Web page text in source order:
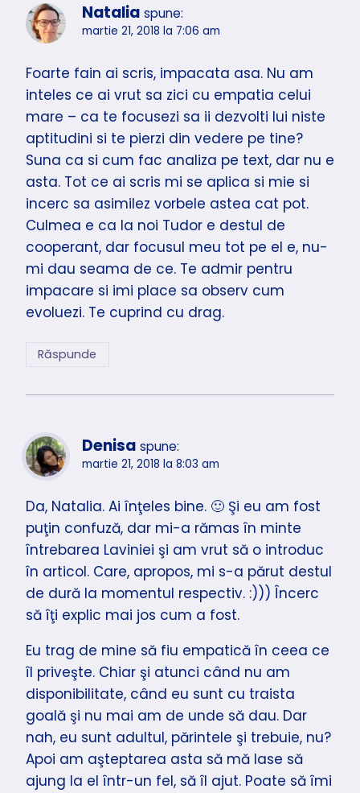
Natalia spune:
martie 21, 2018 la 7:06 am
Foarte fain ai scris, impacata asa. Nu am
inteles ce ai vrut sa zici cu empatia celui
mare – ca te focusezi sa ii dezvolti lui niste
aptitudini si te pierzi din vedere pe tine?
Suna ca si cum fac analiza pe text, dar nu e
asta. Tot ce ai scris mi se aplica si mie si
incerc sa asimilez vorbele astea cat pot.
Culmea e ca la noi Tudor e destul de
cooperant, dar focusul meu tot pe el e, nu-
mi dau seama de ce. Te admir pentru
impacare si imi place sa observ cum
evoluezi. Te cuprind cu drag.
Răspunde
Denisa spune:
martie 21, 2018 la 8:03 am
Da, Natalia. Ai înţeles bine. 🙂 Şi eu am fost
puţin confuză, dar mi-a rămas în minte
întrebarea Laviniei şi am vrut să o introduc
în articol. Care, apropos, mi s-a părut destul
de dură la momentul respectiv. :))) Încerc
să îţi explic mai jos cum a fost.
Eu trag de mine să fiu empatică în ceea ce
îl priveşte. Chiar şi atunci când nu am
disponibilitate, când eu sunt cu traista
goală şi nu mai am de unde să dau. Dar
nah, eu sunt adultul, părintele şi trebuie, nu?
Apoi am aşteptarea asta să mă lase să
ajung la el într-un fel, să îl ajut. Poate să îmi